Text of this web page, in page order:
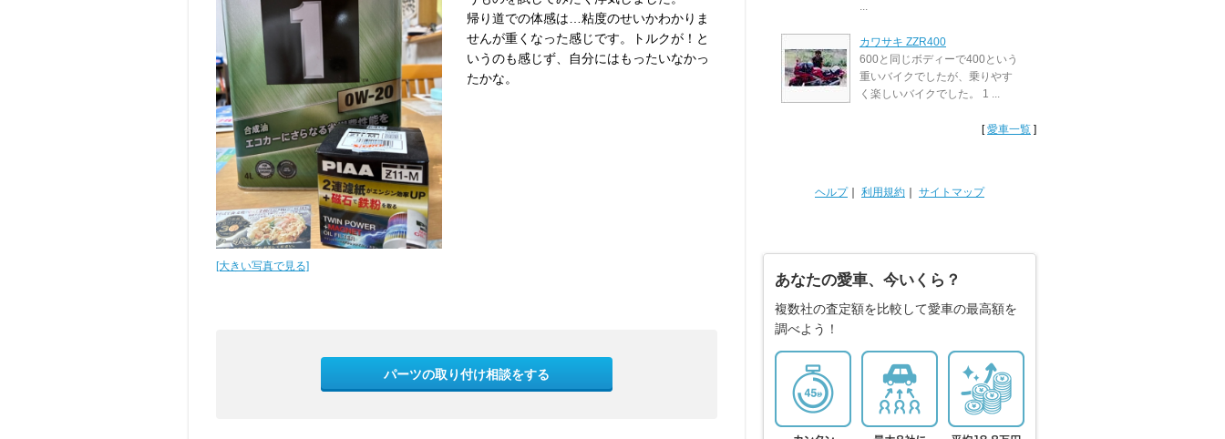
[大きい写真で見る]
帰り道での体感は…粘度のせいかわかりま
せんが重くなった感じです。トルクが！と
いうのも感じず、自分にはもったいなかっ
たかな。
パーツの取り付け相談をする
...
カワサキ ZZR400
600と同じボディーで400という
重いバイクでしたが、乗りやす
く楽しいバイクでした。 1 ...
[愛車一覧 ]
ヘルプ｜ 利用規約 サイトマップ
あなたの愛車、今いくら？
複数社の査定額を比較して愛車の最高額を
調べよう！